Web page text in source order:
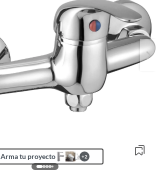
Arma tu proyecto +2